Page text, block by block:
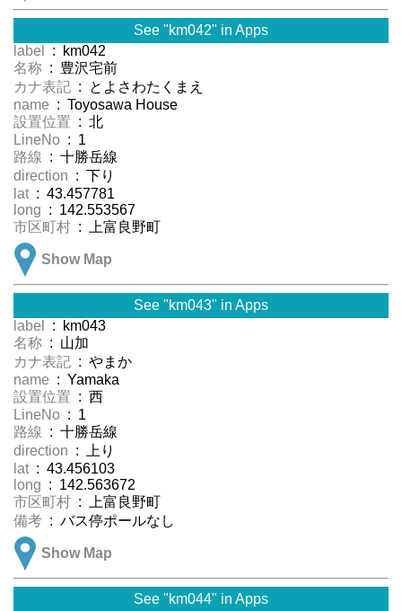
See "km042" in Apps
label
: km042
名称 : 豊沢宅前
カナ表記 : とよさわたくまえ
name : Toyosawa House
設置位置 : 北
LineNo : 1
路線 : 十勝岳線
direction : 下り
lat : 43.457781
long : 142.553567
市区町村 : 上富良野町
Show Map
See "km043" in Apps
label
: km043
名称 : 山加
カナ表記 : やまか
name : Yamaka
設置位置 : 西
LineNo : 1
路線 : 十勝岳線
direction : 上り
lat : 43.456103
long : 142.563672
市区町村 : 上富良野町
備考 : バス停ポールなし
Show Map
See "km044" in Apps